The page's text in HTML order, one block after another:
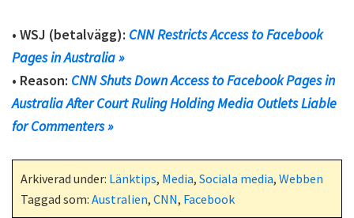
• WSJ (betalvägg): CNN Restricts Access to Facebook
Pages in Australia »
• Reason: CNN Shuts Down Access to Facebook Pages in
Australia After Court Ruling Holding Media Outlets Liable
for Commenters »
Arkiverad under: Länktips, Media, Sociala media, Webben
Taggad som: Australien, CNN, Facebook